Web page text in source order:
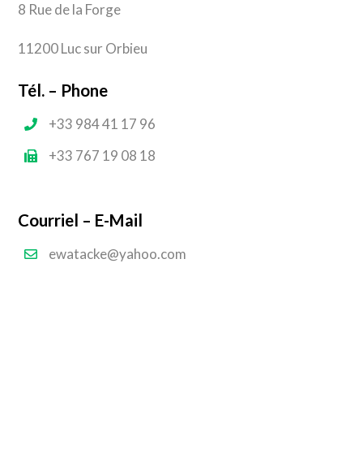
8 Rue de la Forge
11200 Luc sur Orbieu
Tél. – Phone
+33 984 41 17 96
+33 767 19 08 18
Courriel – E-Mail
ewatacke@yahoo.com